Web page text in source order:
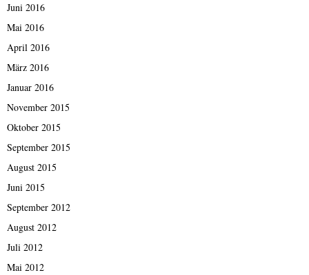
Juni 2016
Mai 2016
April 2016
März 2016
Januar 2016
November 2015
Oktober 2015
September 2015
August 2015
Juni 2015
September 2012
August 2012
Juli 2012
Mai 2012